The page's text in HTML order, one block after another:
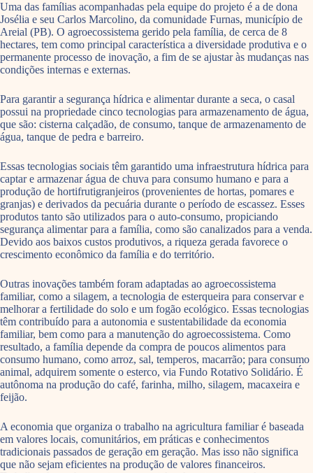
Uma das famílias acompanhadas pela equipe do projeto é a de dona
Josélia e seu Carlos Marcolino, da comunidade Furnas, município de
Areial (PB). O agroecossistema gerido pela família, de cerca de 8
hectares, tem como principal característica a diversidade produtiva e o
permanente processo de inovação, a fim de se ajustar às mudanças nas
condições internas e externas.
Para garantir a segurança hídrica e alimentar durante a seca, o casal
possui na propriedade cinco tecnologias para armazenamento de água,
que são: cisterna calçadão, de consumo, tanque de armazenamento de
água, tanque de pedra e barreiro.
Essas tecnologias sociais têm garantido uma infraestrutura hídrica para
captar e armazenar água de chuva para consumo humano e para a
produção de hortifrutigranjeiros (provenientes de hortas, pomares e
granjas) e derivados da pecuária durante o período de escassez. Esses
produtos tanto são utilizados para o auto-consumo, propiciando
segurança alimentar para a família, como são canalizados para a venda.
Devido aos baixos custos produtivos, a riqueza gerada favorece o
crescimento econômico da família e do território.
Outras inovações também foram adaptadas ao agroecossistema
familiar, como a silagem, a tecnologia de esterqueira para conservar e
melhorar a fertilidade do solo e um fogão ecológico. Essas tecnologias
têm contribuído para a autonomia e sustentabilidade da economia
familiar, bem como para a manutenção do agroecossistema. Como
resultado, a família depende da compra de poucos alimentos para
consumo humano, como arroz, sal, temperos, macarrão; para consumo
animal, adquirem somente o esterco, via Fundo Rotativo Solidário. É
autônoma na produção do café, farinha, milho, silagem, macaxeira e
feijão.
A economia que organiza o trabalho na agricultura familiar é baseada
em valores locais, comunitários, em práticas e conhecimentos
tradicionais passados de geração em geração. Mas isso não significa
que não sejam eficientes na produção de valores financeiros.